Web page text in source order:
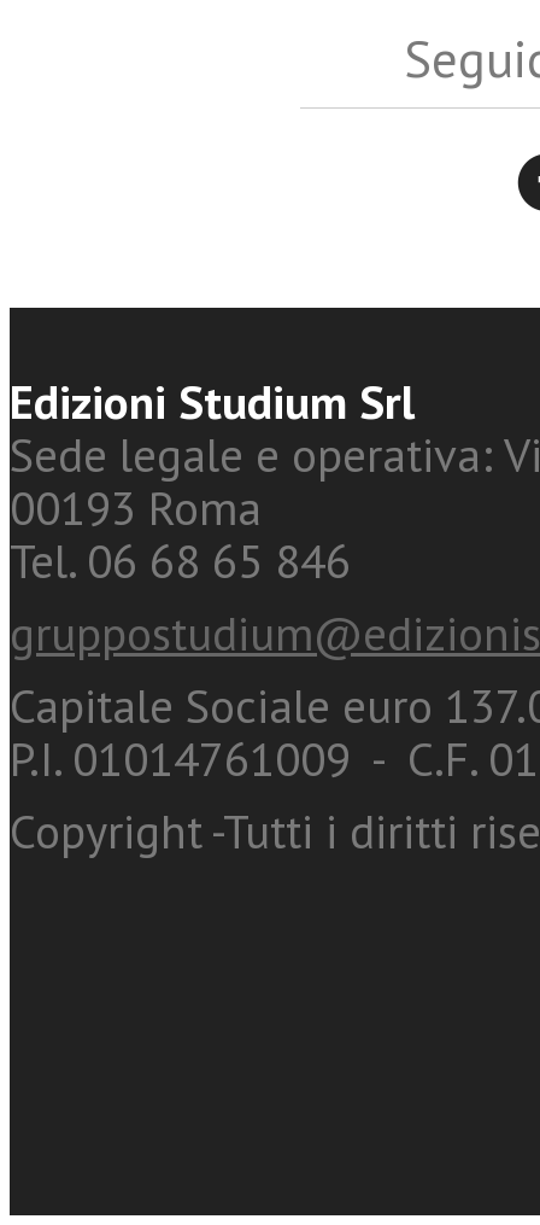
Edizioni Studium Srl
Sede legale e operativa:
00193 Roma
Tel. 06 68 65 846
Capitale Sociale euro
P.I. 01014761009 - C.F.
Copyright -Tutti i diritti